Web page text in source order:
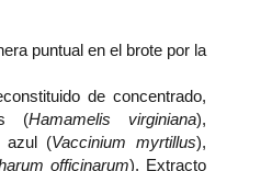
puntual en el brote por la
de concentrado,
(Hamamelis virginiana),
azul (Vaccinium myrtillus),
officinarum), Extracto